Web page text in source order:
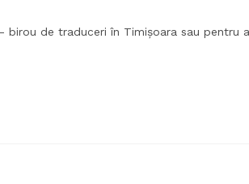
birou de traduceri în Timișoara sau pentru